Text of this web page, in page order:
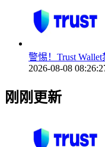
警惕！Trust
2026-08-08
刚刚更新